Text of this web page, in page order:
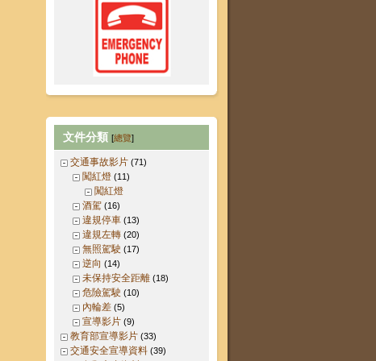
文件分類 [總覽]
交通事故影片 (71)
闖紅燈 (11)
闖紅燈
酒駕 (16)
違規停車 (13)
違規左轉 (20)
無照駕駛 (17)
逆向 (14)
未保持安全距離 (18)
危險駕駛 (10)
內輪差 (5)
宣導影片 (9)
教育部宣導影片 (33)
交通安全宣導資料 (39)